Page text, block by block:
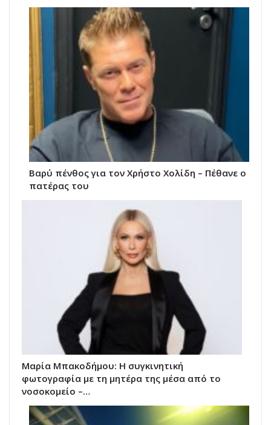
Βαρύ πένθος για τον Χρήστο Χολίδη – Πέθανε ο
πατέρας του
Μαρία Μπακοδήμου: H συγκινητική
φωτογραφία με τη μητέρα της μέσα από το
νοσοκομείο –…